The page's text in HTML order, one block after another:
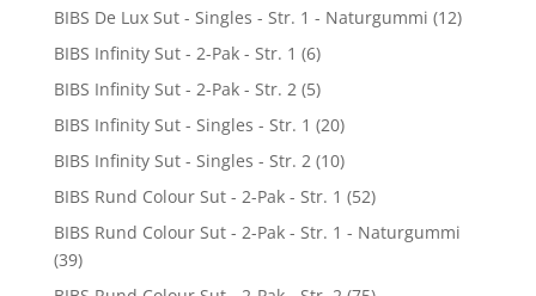
BIBS De Lux Sut - Singles - Str. 1 - Naturgummi (12)
BIBS Infinity Sut - 2-Pak - Str. 1 (6)
BIBS Infinity Sut - 2-Pak - Str. 2 (5)
BIBS Infinity Sut - Singles - Str. 1 (20)
BIBS Infinity Sut - Singles - Str. 2 (10)
BIBS Rund Colour Sut - 2-Pak - Str. 1 (52)
BIBS Rund Colour Sut - 2-Pak - Str. 1 - Naturgummi
(39)